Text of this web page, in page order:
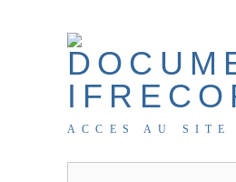
ACCES AU SITE